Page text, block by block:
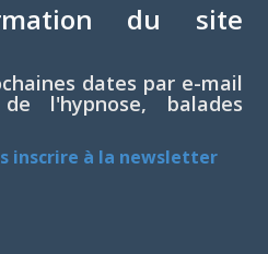
du site
dates par e-mail
l'hypnose, balades
inscrire à la newsletter